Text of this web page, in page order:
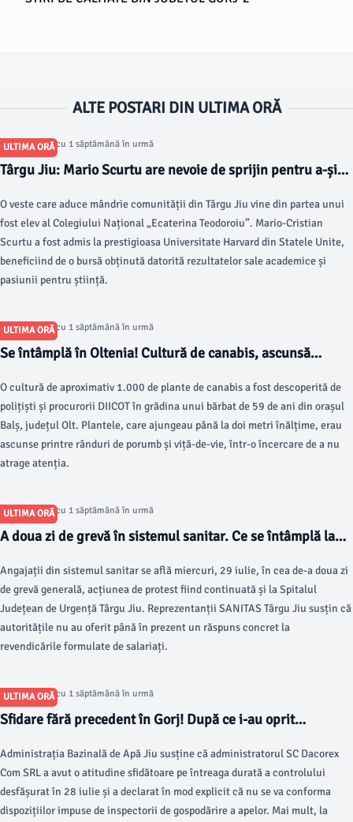
ALTE POSTARI DIN ULTIMA ORĂ
ULTIMA ORĂ
Articol postat cu 1 săptămână în urmă
Târgu Jiu: Mario Scurtu are nevoie de sprijin pentru a-și
O veste care aduce mândrie comunității din Târgu Jiu vine din partea unui
fost elev al Colegiului Național „Ecaterina Teodoroiu”. Mario-Cristian
Scurtu a fost admis la prestigioasa Universitate Harvard din Statele Unite,
beneficiind de o bursă obținută datorită rezultatelor sale academice și
pasiunii pentru știință.
ULTIMA ORĂ
Articol postat cu 1 săptămână în urmă
Se întâmplă în Oltenia! Cultură de canabis, ascunsă
O cultură de aproximativ 1.000 de plante de canabis a fost descoperită de
polițiști și procurorii DIICOT în grădina unui bărbat de 59 de ani din orașul
Balș, județul Olt. Plantele, care ajungeau până la doi metri înălțime, erau
ascunse printre rânduri de porumb și viță-de-vie, într-o încercare de a nu
atrage atenția.
ULTIMA ORĂ
Articol postat cu 1 săptămână în urmă
A doua zi de grevă în sistemul sanitar. Ce se întâmplă la
Angajații din sistemul sanitar se află miercuri, 29 iulie, în cea de-a doua zi
de grevă generală, acțiunea de protest fiind continuată și la Spitalul
Județean de Urgență Târgu Jiu. Reprezentanții SANITAS Târgu Jiu susțin că
autoritățile nu au oferit până în prezent un răspuns concret la
revendicările formulate de salariați.
ULTIMA ORĂ
Articol postat cu 1 săptămână în urmă
Sfidare fără precedent în Gorj! După ce i-au oprit
conformează. A urmat o nouă amendă COLOSALĂ
Administrația Bazinală de Apă Jiu susține că administratorul SC Dacorex
Com SRL a avut o atitudine sfidătoare pe întreaga durată a controlului
desfășurat în 28 iulie și a declarat în mod explicit că nu se va conforma
dispozițiilor impuse de inspectorii de gospodărire a apelor. Mai mult, la